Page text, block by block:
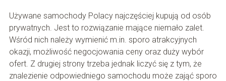
Używane samochody Polacy najczęściej kupują od osób
prywatnych. Jest to rozwiązanie mające niemało zalet.
Wśród nich należy wymienić m.in. sporo atrakcyjnych
okazji, możliwość negocjowania ceny oraz duży wybór
ofert. Z drugiej strony trzeba jednak liczyć się z tym, że
znalezienie odpowiedniego samochodu może zająć sporo